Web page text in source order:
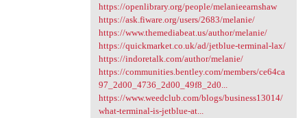
https://openlibrary.org/people/melanieearnshaw
https://ask.fiware.org/users/2683/melanie/
https://www.themediabeat.us/author/melanie/
https://quickmarket.co.uk/ad/jetblue-terminal-lax/
https://indoretalk.com/author/melanie/
https://communities.bentley.com/members/ce64ca
97_2d00_4736_2d00_49f8_2d0...
https://www.weedclub.com/blogs/business13014/
what-terminal-is-jetblue-at...